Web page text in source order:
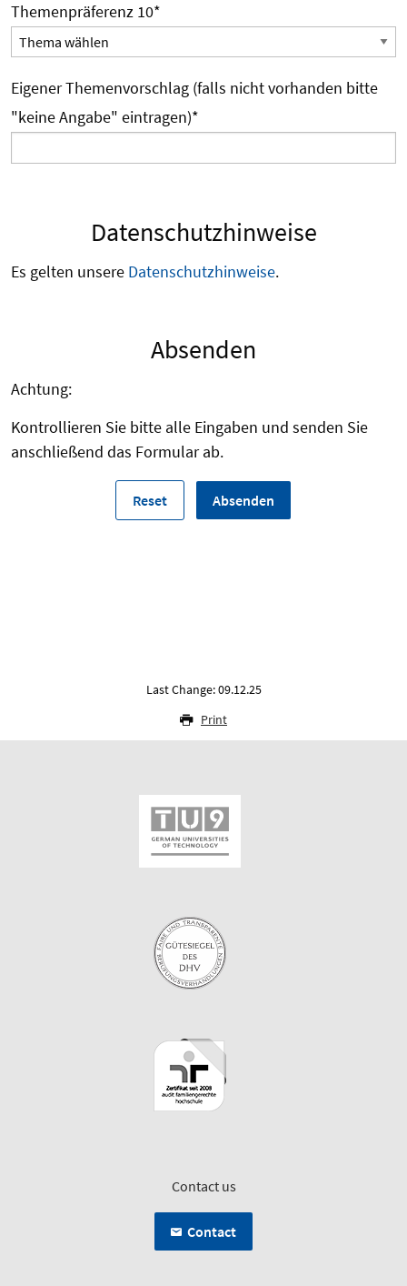
Themenpräferenz 10*
Eigener Themenvorschlag (falls nicht vorhanden bitte
"keine Angabe" eintragen)*
Datenschutzhinweise
Es gelten unsere Datenschutzhinweise.
Absenden
Achtung:
Kontrollieren Sie bitte alle Eingaben und senden Sie
anschließend das Formular ab.
Last Change: 09.12.25
Print
Contact us
Contact